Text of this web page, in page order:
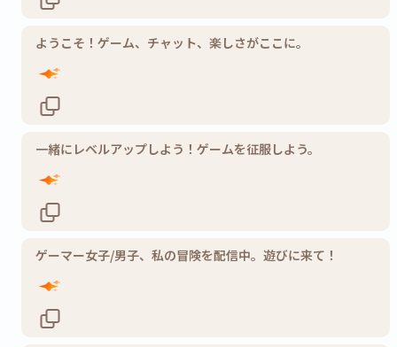
ようこそ！ゲーム、チャット、楽しさがここに。
一緒にレベルアップしよう！ゲームを征服しよう。
ゲーマー女子/男子、私の冒険を配信中。遊びに来て！